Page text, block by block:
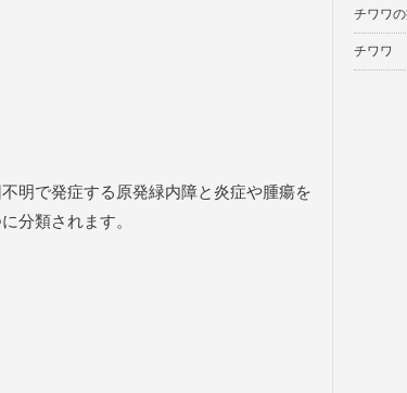
明で発症する原発緑内障と炎症や腫瘍を
分類されます。
チワワ
チワワ